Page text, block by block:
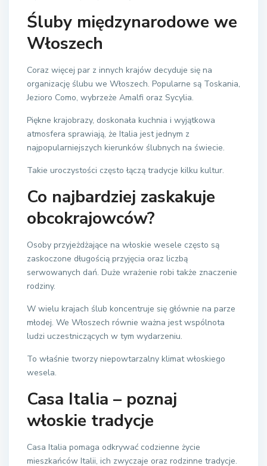
Śluby międzynarodowe we
Włoszech
Coraz więcej par z innych krajów decyduje się na
organizację ślubu we Włoszech. Popularne są Toskania,
Jezioro Como, wybrzeże Amalfi oraz Sycylia.
Piękne krajobrazy, doskonała kuchnia i wyjątkowa
atmosfera sprawiają, że Italia jest jednym z
najpopularniejszych kierunków ślubnych na świecie.
Takie uroczystości często łączą tradycje kilku kultur.
Co najbardziej zaskakuje
obcokrajowców?
Osoby przyjeżdżające na włoskie wesele często są
zaskoczone długością przyjęcia oraz liczbą
serwowanych dań. Duże wrażenie robi także znaczenie
rodziny.
W wielu krajach ślub koncentruje się głównie na parze
młodej. We Włoszech równie ważna jest wspólnota
ludzi uczestniczących w tym wydarzeniu.
To właśnie tworzy niepowtarzalny klimat włoskiego
wesela.
Casa Italia – poznaj
włoskie tradycje
Casa Italia pomaga odkrywać codzienne życie
mieszkańców Italii, ich zwyczaje oraz rodzinne tradycje.